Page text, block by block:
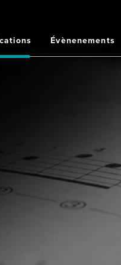
Évènenements